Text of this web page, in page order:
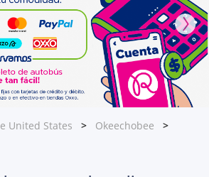
United States
Okeechobee